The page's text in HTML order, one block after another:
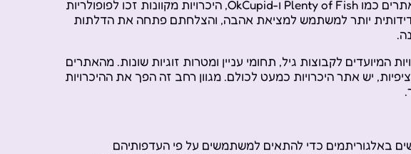
עם זאת, רק בתחילת שנות ה-2000 עם השקת אתרים כמו Plenty of Fish ו-OkCupid, היכרויות מקוונות זכו לפופולריות
יותר למשתמש למציאת אהבה, והצלחתם פתחה את הדלתות
המיועדים לקבוצות גיל, תחומי עניין ומטרות זוגיות שונות. מהאתרים
יש אתר היכרויות כמעט לכולם. מגוון רחב זה הפך את ההיכרויות
באלגוריתמים כדי להתאים למשתמשים על פי העדפותיהם